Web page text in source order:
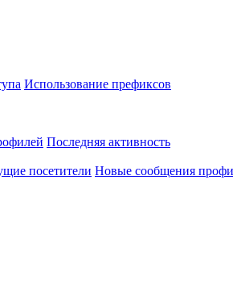
Использование префиксов
Последняя активность
посетители Новые сообщения